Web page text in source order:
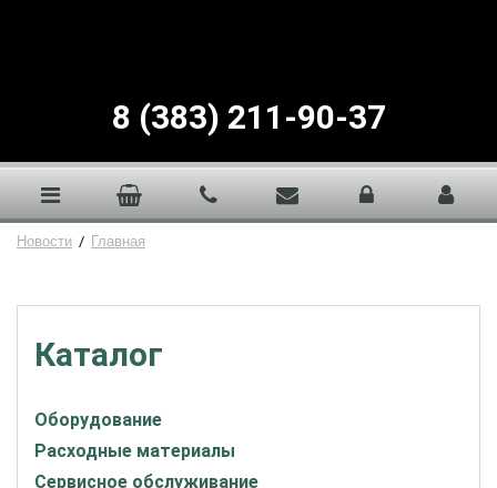
8 (383) 211-90-37
Новости / Главная
Каталог
Оборудование
Расходные материалы
Сервисное обслуживание